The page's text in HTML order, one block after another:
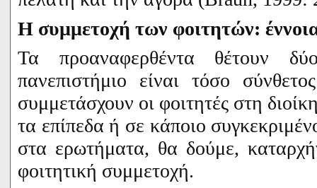
Η συμμετοχή των φοιτητών:
Τα προαναφερθέντα θέτουν
πανεπιστήμιο είναι τόσο
συμμετάσχουν οι φοιτητές στη
τα επίπεδα ή σε κάποιο
στα ερωτήματα, θα δούμε,
φοιτητική συμμετοχή.